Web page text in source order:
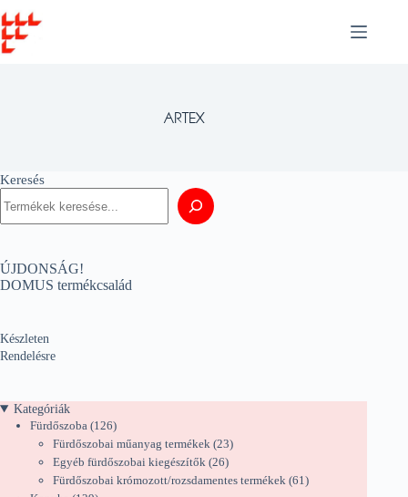
to
content
ARTEX
Keresés
ÚJDONSÁG!
DOMUS termékcsalád
Készleten
Rendelésre
Kategóriák
Fürdőszoba 126126
termék
Fürdőszobai műanyag termékek 2323
termék
Egyéb fürdőszobai kiegészítők 2626
termék
Fürdőszobai krómozott/rozsdamentes termékek 6161